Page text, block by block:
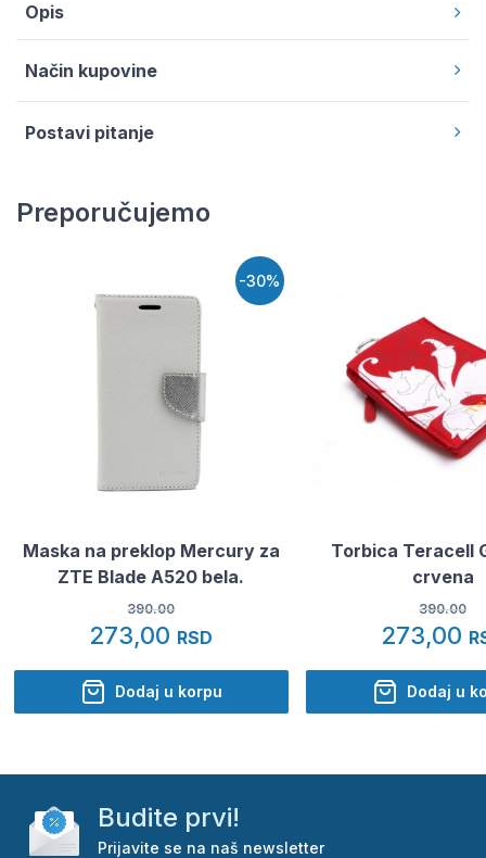
Opis
Način kupovine
Postavi pitanje
Preporučujemo
-30%
Maska na preklop Mercury za
ZTE Blade A520 bela.
390.00
273,00 RSD
Dodaj u korpu
Torbica Teracell
crvena
390.00
273,00
Dodaj u
Budite prvi!
Prijavite se na naš newsletter